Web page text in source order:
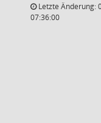
Letzte Änderung:
07:36:00